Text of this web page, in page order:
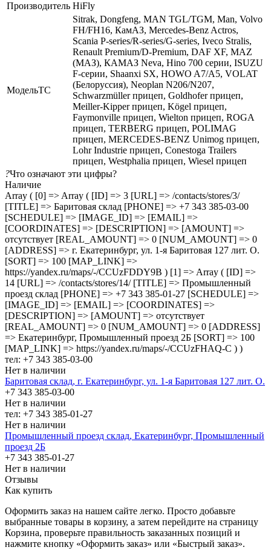
Производитель HiFly
МодельТС
Sitrak, Dongfeng, MAN TGL/TGM, Man, Volvo
FH/FH16, КамАЗ, Mercedes-Benz Actros,
Scania P-series/R-series/G-series, Iveco Stralis,
Renault Premium/D-Premium, DAF XF, MAZ
(МАЗ), КАМАЗ Neva, Hino 700 серии, ISUZU
F-серии, Shaanxi SX, HOWO A7/A5, VOLAT
(Белоруссия), Neoplan N206/N207,
Schwarzmüller прицеп, Goldhofer прицеп,
Meiller-Kipper прицеп, Kögel прицеп,
Faymonville прицеп, Wielton прицеп, ROGA
прицеп, TERBERG прицеп, POLIMAG
прицеп, MERCEDES-BENZ Unimog прицеп,
Lohr Industrie прицеп, Conestoga Trailers
прицеп, Westphalia прицеп, Wiesel прицеп
?Что означают эти цифры?
Наличие
Array ( [0] => Array ( [ID] => 3 [URL] => /contacts/stores/3/
[TITLE] => Баритовая склад [PHONE] => +7 343 385-03-00
[SCHEDULE] => [IMAGE_ID] => [EMAIL] =>
[COORDINATES] => [DESCRIPTION] => [AMOUNT] =>
отсутствует [REAL_AMOUNT] => 0 [NUM_AMOUNT] => 0
[ADDRESS] => г. Екатеринбург, ул. 1-я Баритовая 127 лит. О.
[SORT] => 100 [MAP_LINK] =>
https://yandex.ru/maps/-/CCUzFDDY9B ) [1] => Array ( [ID] =>
14 [URL] => /contacts/stores/14/ [TITLE] => Промышленный
проезд cклад [PHONE] => +7 343 385-01-27 [SCHEDULE] =>
[IMAGE_ID] => [EMAIL] => [COORDINATES] =>
[DESCRIPTION] => [AMOUNT] => отсутствует
[REAL_AMOUNT] => 0 [NUM_AMOUNT] => 0 [ADDRESS]
=> Екатеринбург, Промышленный проезд 2Б [SORT] => 100
[MAP_LINK] => https://yandex.ru/maps/-/CCUzFHAQ-C ) )
тел: +7 343 385-03-00
Нет в наличии
Баритовая склад, г. Екатеринбург, ул. 1-я Баритовая 127 лит. О.
+7 343 385-03-00
Нет в наличии
тел: +7 343 385-01-27
Нет в наличии
Промышленный проезд cклад, Екатеринбург, Промышленный
проезд 2Б
+7 343 385-01-27
Нет в наличии
Отзывы
Как купить
Оформить заказ на нашем сайте легко. Просто добавьте
выбранные товары в корзину, а затем перейдите на страницу
Корзина, проверьте правильность заказанных позиций и
нажмите кнопку «Оформить заказ» или «Быстрый заказ».